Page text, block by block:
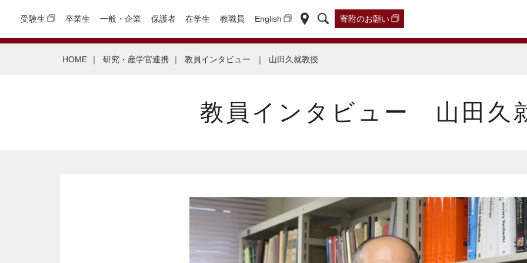
受験生 卒業生 一般・企業 保護者 在学生 教職員 English 寄附のお願い
HOME ｜ 研究・産学官連携 ｜ 教員インタビュー ｜ 山田久就教授
教員インタビュー 山田久